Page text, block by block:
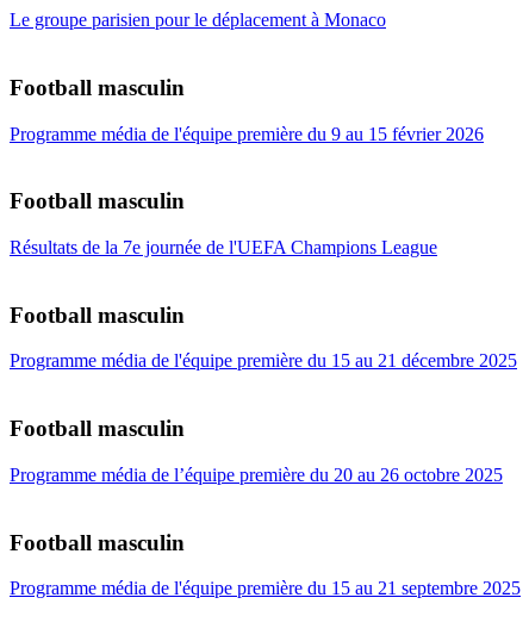
Le groupe parisien pour le déplacement à Monaco
Football masculin
Programme média de l'équipe première du 9 au 15 février 2026
Football masculin
Résultats de la 7e journée de l'UEFA Champions League
Football masculin
Programme média de l'équipe première du 15 au 21 décembre 2025
Football masculin
Programme média de l’équipe première du 20 au 26 octobre 2025
Football masculin
Programme média de l'équipe première du 15 au 21 septembre 2025